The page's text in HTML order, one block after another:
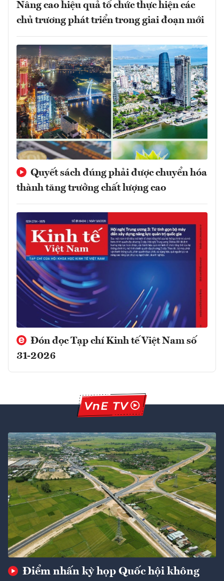
Nâng cao hiệu quả tổ chức thực hiện các
chủ trương phát triển trong giai đoạn mới
Quyết sách đúng phải được chuyển hóa
thành tăng trưởng chất lượng cao
Đón đọc Tạp chí Kinh tế Việt Nam số
31-2026
Điểm nhấn kỳ họp Quốc hội không